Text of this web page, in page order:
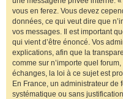
vous en ferez. Vous devez
données, ce qui veut dire que
vos messages. Il est important
qui vient d’être énoncé. Vos
explications, afin que la
comme sur n’importe quel
échanges, la loi à ce sujet est
En France, un administrateur
systématique ou sans